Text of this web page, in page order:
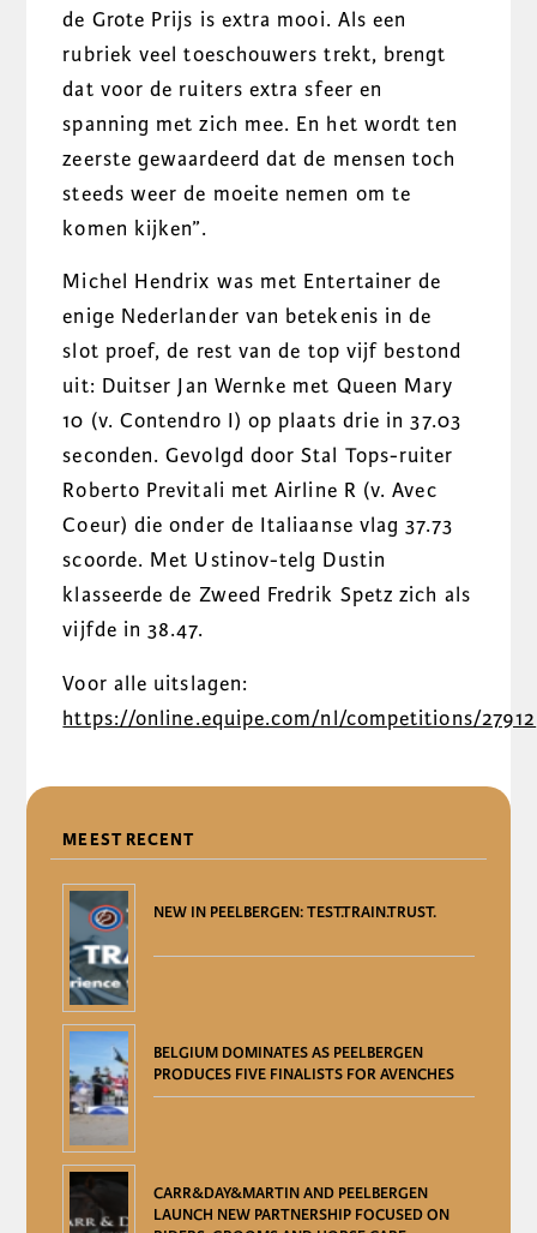
de Grote Prijs is extra mooi. Als een
rubriek veel toeschouwers trekt, brengt
dat voor de ruiters extra sfeer en
spanning met zich mee. En het wordt ten
zeerste gewaardeerd dat de mensen toch
steeds weer de moeite nemen om te
komen kijken”.
Michel Hendrix was met Entertainer de
enige Nederlander van betekenis in de
slot proef, de rest van de top vijf bestond
uit: Duitser Jan Wernke met Queen Mary
10 (v. Contendro I) op plaats drie in 37.03
seconden. Gevolgd door Stal Tops-ruiter
Roberto Previtali met Airline R (v. Avec
Coeur) die onder de Italiaanse vlag 37.73
scoorde. Met Ustinov-telg Dustin
klasseerde de Zweed Fredrik Spetz zich als
vijfde in 38.47.
Voor alle uitslagen:
https://online.equipe.com/nl/competitions/27912
MEEST RECENT
NEW IN PEELBERGEN: TEST.TRAIN.TRUST.
BELGIUM DOMINATES AS PEELBERGEN
PRODUCES FIVE FINALISTS FOR AVENCHES
CARR&DAY&MARTIN AND PEELBERGEN
LAUNCH NEW PARTNERSHIP FOCUSED ON